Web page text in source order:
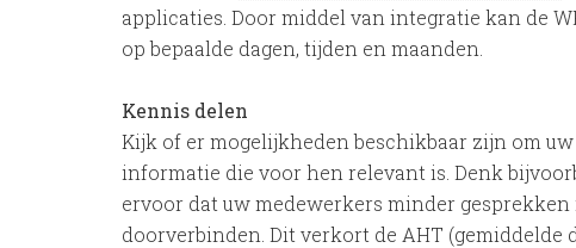
applicaties. Door middel van integratie kan de
op bepaalde dagen, tijden en maanden.
Kennis delen
Kijk of er mogelijkheden beschikbaar zijn om
informatie die voor hen relevant is. Denk
ervoor dat uw medewerkers minder
doorverbinden. Dit verkort de AHT (gemiddelde